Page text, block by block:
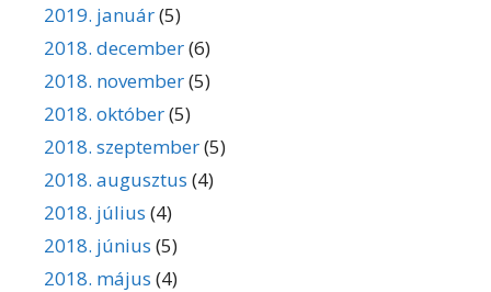
2019. január(5)
2018. december(6)
2018. november(5)
2018. október(5)
2018. szeptember(5)
2018. augusztus (4)
2018. július (4)
2018. június (5)
2018. május (4)